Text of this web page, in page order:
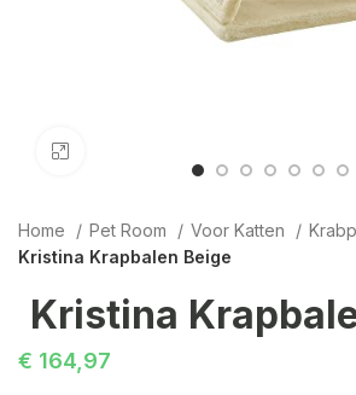
Home Pet Room Voor Katten
Kristina Krapbalen Beige
Kristina
€ 164,97